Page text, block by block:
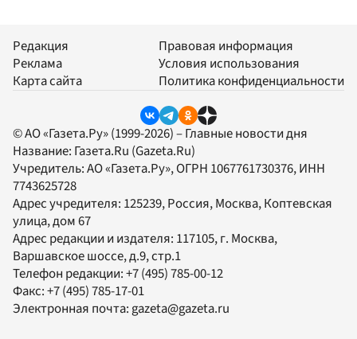
Редакция
Реклама
Карта сайта
Правовая информация
Условия использования
Политика конфиденциальности
© АО «Газета.Ру» (1999-2026) – Главные новости дня
Название: Газета.Ru (Gazeta.Ru)
Учредитель:АО «Газета.Ру», ОГРН 1067761730376, ИНН
7743625728
Адрес учредителя: 125239, Россия, Москва, Коптевская
улица, дом 67
Адрес редакции и издателя: 117105, г. Москва,
Варшавское шоссе, д.9, стр.1
Телефон редакции:+7 (495) 785-00-12
Факс:+7 (495) 785-17-01
Электронная почта:gazeta@gazeta.ru